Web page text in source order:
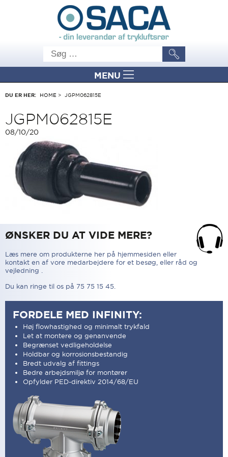
MENU
DU ER HER: HOME > JGPM062815E
JGPM062815E
08/10/20
ØNSKER DU AT VIDE MERE?
Læs mere om produkterne her på hjemmesiden eller
kontakt en af vore medarbejdere for et besøg, eller råd og
vejledning .
Du kan ringe til os på 75 75 15 45.
FORDELE MED INFINITY:
Høj flowhastighed og minimalt trykfald
Let at montere og genanvende
Begrænset vedligeholdelse
Holdbar og korrosionsbestandig
Bredt udvalg af fittings
Bedre arbejdsmiljø for montører
Opfylder PED-direktiv 2014/68/EU